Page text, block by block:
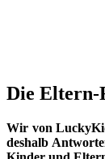
Die Eltern-
Wir von
deshalb